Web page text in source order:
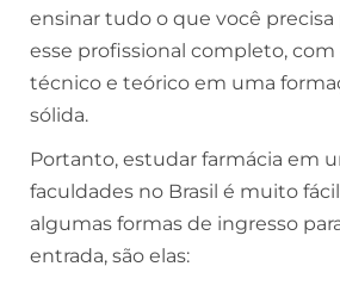
ensinar tudo o que você precisa
esse profissional completo,
técnico e teórico em uma
sólida.
Portanto, estudar farmácia em
faculdades no Brasil é muito
algumas formas de ingresso
entrada, são elas: